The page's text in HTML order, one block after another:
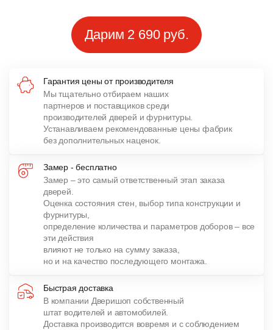
Дарим 2 690 руб.
Гарантия цены от производителя
Мы тщательно отбираем наших
партнеров и поставщиков среди
производителей дверей и фурнитуры.
Устанавливаем рекомендованные цены фабрик
без дополнительных наценок.
Замер - бесплатно
Замер – это самый ответственный этап заказа
дверей.
Оценка состояния стен, выбор типа конструкции и
фурнитуры,
определение количества и параметров доборов – все
эти действия
влияют не только на сумму заказа,
но и на качество последующего монтажа.
Быстрая доставка
В компании Дверишоп собственный
штат водителей и автомобилей.
Доставка производится вовремя и с соблюдением